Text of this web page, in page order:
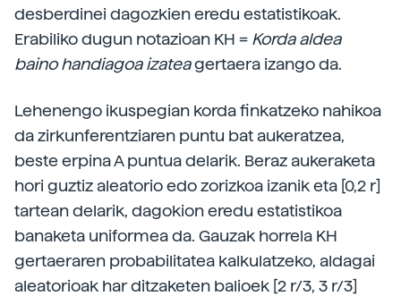
desberdinei dagozkien eredu estatistikoak.
Erabiliko dugun notazioan KH = Korda aldea
baino handiagoa izateagertaera izango da.
Lehenengo ikuspegian korda finkatzeko nahikoa
da zirkunferentziaren puntu bat aukeratzea,
beste erpina A puntua delarik. Beraz aukeraketa
hori guztiz aleatorio edo zorizkoa izanik eta [0,2 r]
tartean delarik, dagokion eredu estatistikoa
banaketa uniformea da. Gauzak horrela KH
gertaeraren probabilitatea kalkulatzeko, aldagai
aleatorioak har ditzaketen balioek [2 r/3, 3 r/3]